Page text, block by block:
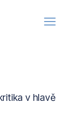
v hlavě